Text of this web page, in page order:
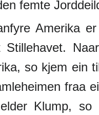
femte
Amerika
Stillehavet.
so kjem ein
fraa
Klump,